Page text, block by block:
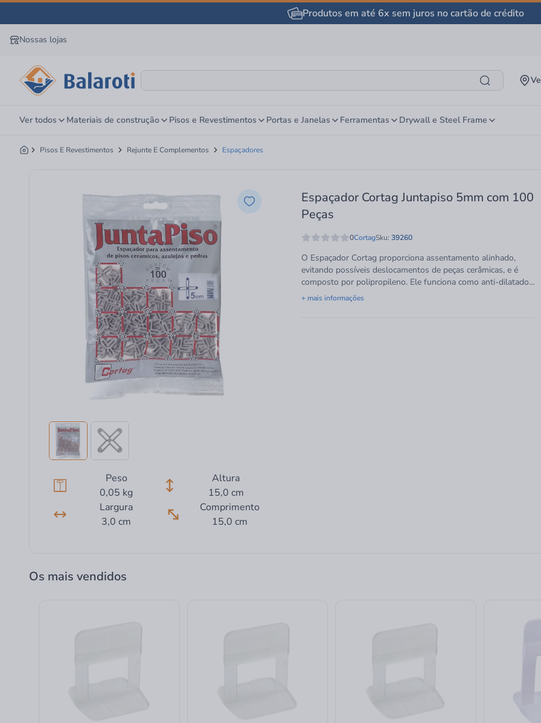
Produtos em até 6x sem juros no cartão de crédito
Nossas lojas
Ver todos Materiais de construção Pisos e Revestimentos Portas e Janelas Ferramentas Drywall e Steel Frame
Pisos E Revestimentos Rejunte E Complementos Espaçadores
Peso
0,05 kg
Altura
15,0 cm
Largura
3,0 cm
Comprimento
15,0 cm
Espaçador Cortag Juntapiso 5mm com 100
Peças
0CortagSku: 39260
O Espaçador Cortag proporciona assentamento alinhado,
evitando possíveis deslocamentos de peças cerâmicas, e é
composto por polipropileno. Ele funciona como anti-dilatador
reduzindo o tempo de colocação do revestimento.
+ mais informações
Os mais vendidos